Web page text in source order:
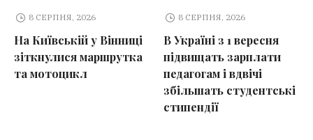
8 СЕРПНЯ, 2026
На Київській у Вінниці
зіткнулися маршрутка
та мотоцикл
8 СЕРПНЯ, 2026
В Україні з 1 вересня
підвищать зарплати
педагогам і вдвічі
збільшать студентські
стипендії